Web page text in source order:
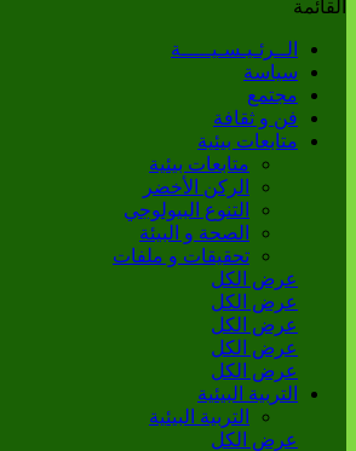
القائمة
الــرئـيـسـيـــــة
سياسة
مجتمع
فن و ثقافة
متابعات بيئية
متابعات بيئية
الركن الأخضر
التنوع البيولوجي
الصحة و البيئة
تحقيقات و ملفات
عرض الكل
عرض الكل
عرض الكل
عرض الكل
عرض الكل
التربية البيئية
التربية البيئية
عرض الكل